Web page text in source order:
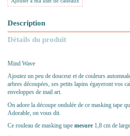
Description
Détails du produit
Mind Wave
Ajoutez un peu de douceur et de couleurs
arbres découpées, ses petits lapins égayeront vos
enveloppes de mail art.
On adore la découpe ondulée de ce masking tape
Adorable, on vous dit.
Ce rouleau de masking tape mesure 1,8 cm de